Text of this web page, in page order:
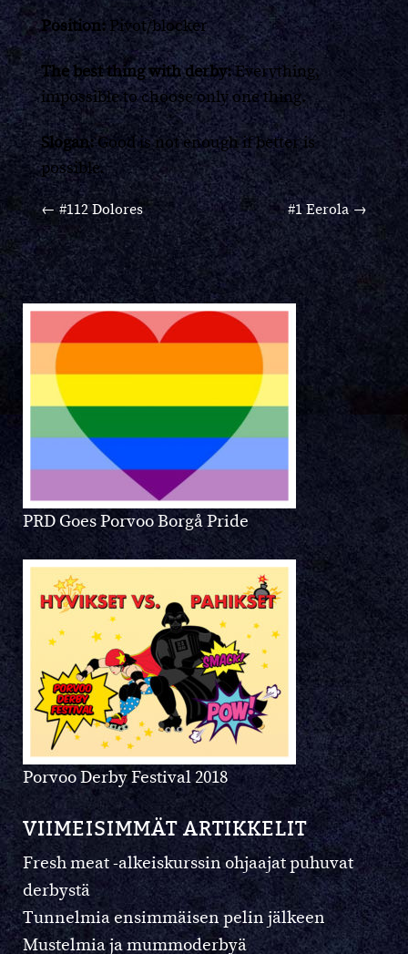
Position: Pivot/blocker
The best thing with derby:Everything,
impossible to choose only one thing.
Slogan:Good is not enough if better is
possible.
←#112 Dolores #1 Eerola→
PRD Goes Porvoo Borgå Pride
Porvoo Derby Festival 2018
VIIMEISIMMÄT ARTIKKELIT
Fresh meat -alkeiskurssin ohjaajat puhuvat
derbystä
Tunnelmia ensimmäisen pelin jälkeen
Mustelmia ja mummoderbyä